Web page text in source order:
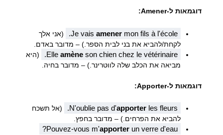
דוגמאות ל-Amener:
Je vaisamener mon fils à l'école.
(אני אלך
לקחת/להביא את בני לבית הספר.) – מדובר באדם.
Elleamène son chien chez le vétérinaire.
(היא
מביאה את הכלב שלה לווטרינר.) – מדובר בחיה.
דוגמאות ל-Apporter:
N'oublie pas d'apporter les fleurs.
(אל תשכח
להביא את הפרחים.) – מדובר בחפץ.
Pouvez-vous m'apporter un verre d'eau?